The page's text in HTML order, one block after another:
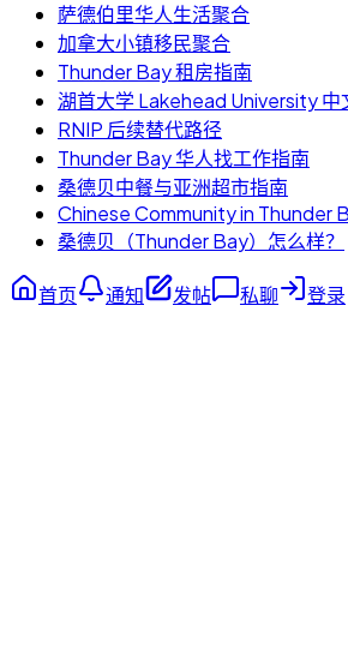
萨德伯里华人生活聚合
加拿大小镇移民聚合
Thunder Bay 租房指南
湖首大学 Lakehead University 中
RNIP 后续替代路径
Thunder Bay 华人找工作指南
桑德贝中餐与亚洲超市指南
Chinese Community in Thunder
桑德贝（Thunder Bay）怎么样？
首页 通知 发帖 私聊 登录